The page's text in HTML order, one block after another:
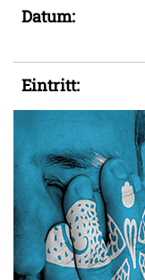
Datum:
Eintritt: